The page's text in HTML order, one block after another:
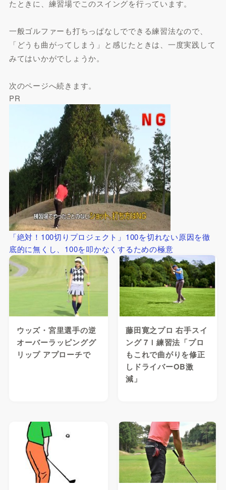
たときに、練習場でこのスイングを行っています。
一般ゴルファーも打ちっぱなしでできる練習法なので、
「どうも曲がってしまう」と感じたときは、一度実践して
みてはいかがでしょうか。
次のページへ続きます。
PR
「絶対！100切りプロジェクト」100を切れない原因を徹
底的に無くし、100を叩かなくするための極意
ウッズ・宮里選手の逆
オーバーラッピンググ
リップ アプローチで
藤田寛之プロ 右手スイ
ング 7Ｉ練習法「プロ
もこれで曲がりを修正
しドライバーOB激
減」